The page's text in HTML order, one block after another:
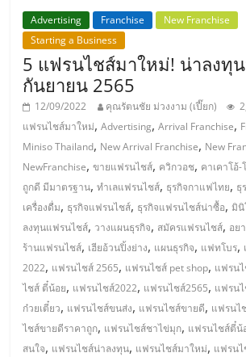
SME
แห่ง
ประเทศไทย,
ThaiSMEsCenter,
รวม
ธุรกิจ
มอี
ไทย,
SMEs,
แฟ
รน
ไชส์,
ปรึกษา
Advertising Franchise
New Franchise
Starting a Business
5 แฟรนไชส์มาใหม่! น่าลงทุ
กันยายน 2565
12/09/2022 คุณรัตนชัย ม่วงงาม (เปี๊ยก)
แฟรนไชส์มาใหม่,Advertising,Arrival Franchise,
Miniso Thailand, New Arrival Franchise, New
NewFranchise,ขายแฟรนไชส์, ควิกวอช, คาเคาโอ้-
ถูกดี มีมาตรฐาน,ทำเลแฟรนไชส์, ธุรกิจกาแฟไทย, ธุ
เครื่องดื่ม, ธุรกิจแฟรนไชส์, ธุรกิจแฟรนไชส์น่าซื้อ,มินิ
ลงทุนแฟรนไชส์, วางแผนธุรกิจ, สมัครแฟรนไชส์, อย
ร้านแฟรนไชส์, เฮียอ้วนปิ้งย่าง, แผนธุรกิจ, แฟทโบร,
2022, แฟรนไชส์ 2565, แฟรนไชส์ pet shop, แฟรน
ไชส์ ตี๋น้อย, แฟรนไชส์2022, แฟรนไชส์2565, แฟรน
ก๋วยเตี๋ยว, แฟรนไชส์ขนส่ง, แฟรนไชส์ขายดี, แฟรนไ
ไชส์ขายดีราคาถูก, แฟรนไชส์ชาไข่มุก, แฟรนไชส์ตี๋น้
สนใจ, แฟรนไชส์น่าลงทุน, แฟรนไชส์มาใหม่, แฟรนไ